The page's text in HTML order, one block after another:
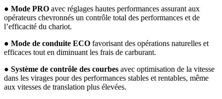
● Mode PRO avec réglages hautes performances assurant aux
opérateurs chevronnés un contrôle total des performances et de
l’efficacité du chariot.
● Mode de conduite ECO favorisant des opérations naturelles et
efficaces tout en diminuant les frais de carburant.
● Système de contrôle des courbes avec optimisation de la vitesse
dans les virages pour des performances stables et rentables, même
aux vitesses de translation plus élevées.